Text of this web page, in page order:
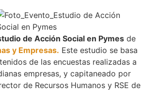
de Acción Social en Pymes de
y Empresas. Este estudio se basa
de las encuestas realizadas a
empresas, y capitaneado por
de Recursos Humanos y RSE de